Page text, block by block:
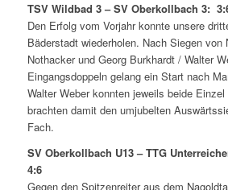
TSV Wildbad 3 – SV Oberkollbach 3:
Den Erfolg vom Vorjahr konnte unsere
Bäderstadt wiederholen. Nach Siegen von
Nothacker und Georg Burkhardt / Walter
Eingangsdoppeln gelang ein Start nach
Walter Weber konnten jeweils beide Einzel
brachten damit den umjubelten
Fach.
SV Oberkollbach U13 – TTG
4:6
Gegen den Spitzenreiter aus dem